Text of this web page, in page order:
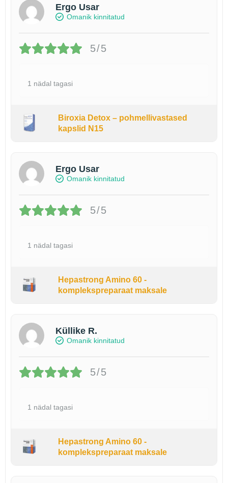
Ergo Usar
Omanik kinnitatud
5/5
1 nädal tagasi
Biroxia Detox – pohmellivastased
kapslid N15
Ergo Usar
Omanik kinnitatud
5/5
1 nädal tagasi
Hepastrong Amino 60 -
komplekspreparaat maksale
Küllike R.
Omanik kinnitatud
5/5
1 nädal tagasi
Hepastrong Amino 60 -
komplekspreparaat maksale